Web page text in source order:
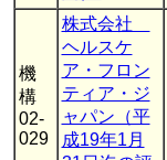
機
構
02-
029
株式会社
ヘルスケ
ア・フロン
ティア・ジ
ャパン（平
成19年1月